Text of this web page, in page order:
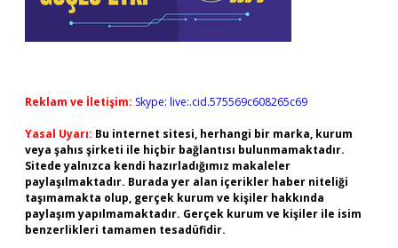
Reklam ve İletişim: Skype: live:.cid.575569c608265c69
Yasal Uyarı: Bu internet sitesi, herhangi bir marka, kurum
veya şahıs şirketi ile hiçbir bağlantısı bulunmamaktadır.
Sitede yalnızca kendi hazırladığımız makaleler
paylaşılmaktadır. Burada yer alan içerikler haber niteliği
taşımamakta olup, gerçek kurum ve kişiler hakkında
paylaşım yapılmamaktadır. Gerçek kurum ve kişiler ile isim
benzerlikleri tamamen tesadüfidir.